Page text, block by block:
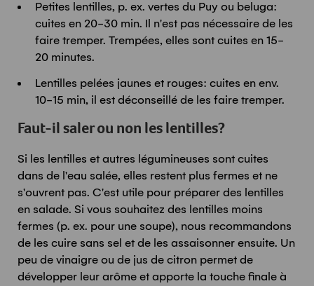
Petites lentilles, p. ex. vertes du Puy ou beluga:
cuites en 20-30 min. Il n'est pas nécessaire de les
faire tremper. Trempées, elles sont cuites en 15-
20 minutes.
Lentilles pelées jaunes et rouges: cuites en env.
10-15 min, il est déconseillé de les faire tremper.
Faut-il saler ou non les lentilles?
Si les lentilles et autres légumineuses sont cuites
dans de l'eau salée, elles restent plus fermes et ne
s'ouvrent pas. C'est utile pour préparer des lentilles
en salade. Si vous souhaitez des lentilles moins
fermes (p. ex. pour une soupe), nous recommandons
de les cuire sans sel et de les assaisonner ensuite. Un
peu de vinaigre ou de jus de citron permet de
développer leur arôme et apporte la touche finale à